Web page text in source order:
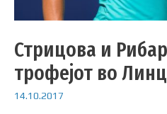
Стрицова и
трофејот во Линц
14.10.2017